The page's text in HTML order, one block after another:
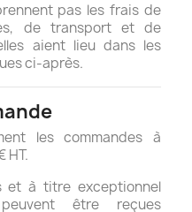
pas les frais de
de transport et de
aient lieu dans les
ci-après.
les commandes à
HT.
et à titre exceptionnel
être reçues